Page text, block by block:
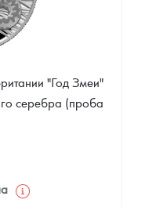
"Год Змеи"
серебра (проба